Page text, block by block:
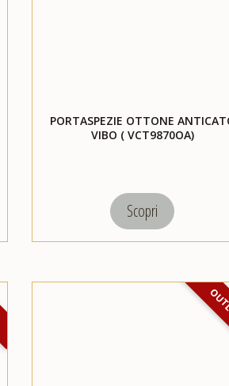
PORTASPEZIE OTTONE
VIBO ( VCT9870OA)
Scopri